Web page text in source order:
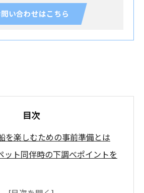
い合わせはこちら
目次
を楽しむための事前準備とは
ット同伴時の下調べポイントを
で愛犬と過ごすための準備リス